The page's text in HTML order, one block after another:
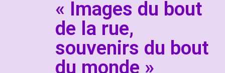
« Images du bout
de la rue,
souvenirs du bout
du monde »